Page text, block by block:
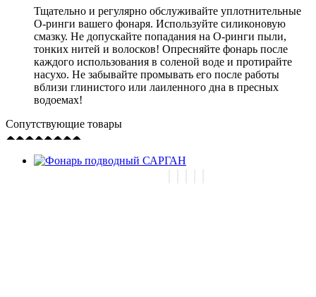
Тщательно и регулярно обслуживайте уплотнительные
О-ринги вашего фонаря. Используйте силиконовую
смазку. Не допускайте попадания на О-ринги пыли,
тонких нитей и волосков! Опресняйте фонарь после
каждого использования в соленой воде и протирайте
насухо. Не забывайте промывать его после работы
вблизи глинистого или лаиленного дна в пресных
водоемах!
Сопутствующие товары